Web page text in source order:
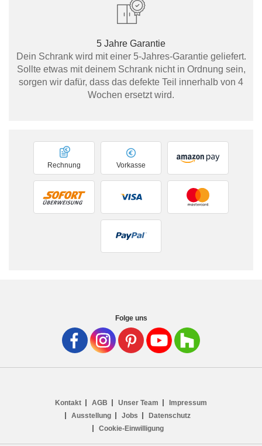
5 Jahre Garantie
Dein Schrank wird mit einer 5-Jahres-Garantie geliefert.
Sollte etwas mit deinem Schrank nicht in Ordnung sein,
sorgen wir dafür, dass das defekte Teil innerhalb von 4
Wochen ersetzt wird.
Vorkasse
Rechnung
Folge uns
Kontakt AGB Unser Team
Impressum
Ausstellung
Jobs
Datenschutz
Cookie-Einwilligung